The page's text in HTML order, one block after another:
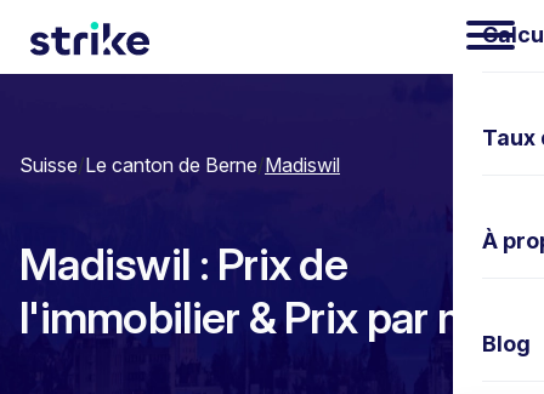
À
Blog
Suisse/Le canton de Berne/Madiswil
Madiswil : Prix de
l'immobilier & Prix par m²